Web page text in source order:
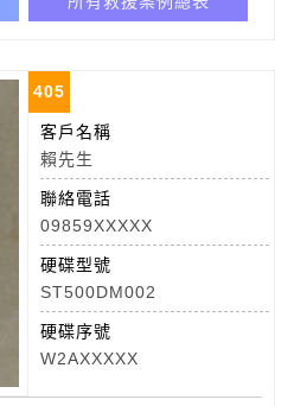
405
客戶名稱
賴先生
聯絡電話
09859XXXXX
硬碟型號
ST500DM002
硬碟序號
W2AXXXXX